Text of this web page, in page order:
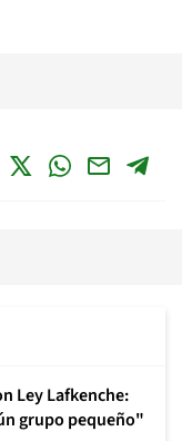
Ley Lafkenche:
grupo pequeño"